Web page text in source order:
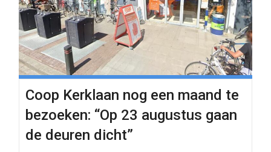
Coop Kerklaan nog een maand te
bezoeken: “Op 23 augustus gaan
de deuren dicht”